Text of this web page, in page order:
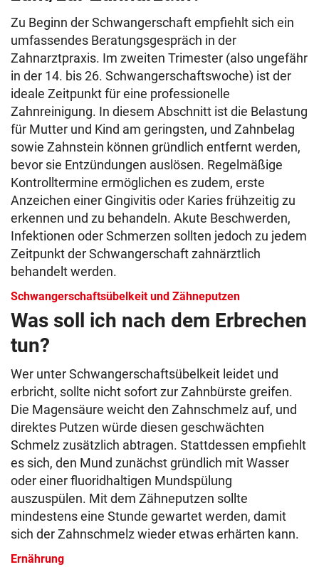
Zu Beginn der Schwangerschaft empfiehlt sich ein
umfassendes Beratungsgespräch in der
Zahnarztpraxis. Im zweiten Trimester (also ungefähr
in der 14. bis 26. Schwangerschaftswoche) ist der
ideale Zeitpunkt für eine professionelle
Zahnreinigung. In diesem Abschnitt ist die Belastung
für Mutter und Kind am geringsten, und Zahnbelag
sowie Zahnstein können gründlich entfernt werden,
bevor sie Entzündungen auslösen. Regelmäßige
Kontrolltermine ermöglichen es zudem, erste
Anzeichen einer Gingivitis oder Karies frühzeitig zu
erkennen und zu behandeln. Akute Beschwerden,
Infektionen oder Schmerzen sollten jedoch zu jedem
Zeitpunkt der Schwangerschaft zahnärztlich
behandelt werden.
Schwangerschaftsübelkeit und Zähneputzen
Was soll ich nach dem Erbrechen
tun?
Wer unter Schwangerschaftsübelkeit leidet und
erbricht, sollte nicht sofort zur Zahnbürste greifen.
Die Magensäure weicht den Zahnschmelz auf, und
direktes Putzen würde diesen geschwächten
Schmelz zusätzlich abtragen. Stattdessen empfiehlt
es sich, den Mund zunächst gründlich mit Wasser
oder einer fluoridhaltigen Mundspülung
auszuspülen. Mit dem Zähneputzen sollte
mindestens eine Stunde gewartet werden, damit
sich der Zahnschmelz wieder etwas erhärten kann.
Ernährung